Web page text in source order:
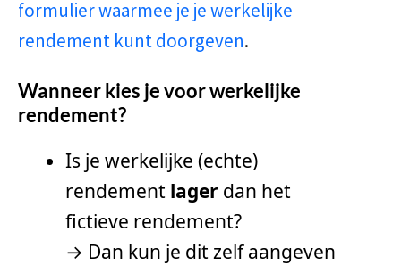
formulier waarmee je je werkelijke
rendement kunt doorgeven.
Wanneer kies je voor werkelijke
rendement?
Is je werkelijke (echte)
rendement lager dan het
fictieve rendement?
→ Dan kun je dit zelf aangeven